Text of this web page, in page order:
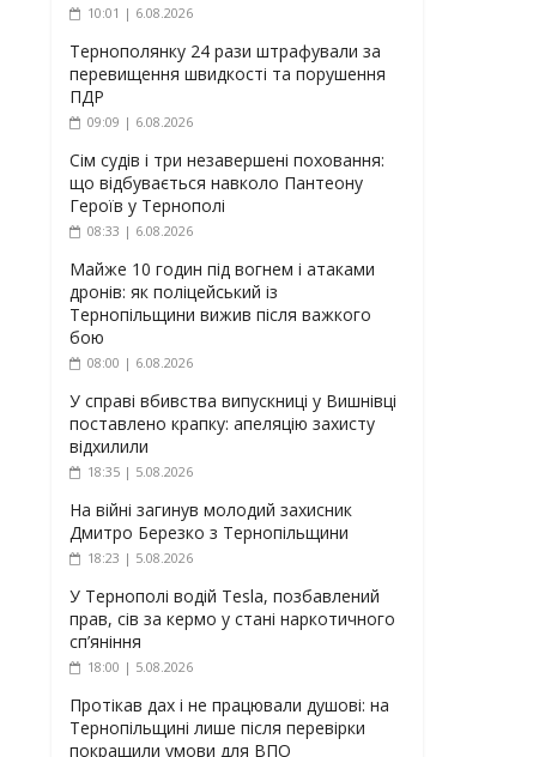
10:01 | 6.08.2026
Тернополянку 24 рази штрафували за
перевищення швидкості та порушення
ПДР
09:09 | 6.08.2026
Сім судів і три незавершені поховання:
що відбувається навколо Пантеону
Героїв у Тернополі
08:33 | 6.08.2026
Майже 10 годин під вогнем і атаками
дронів: як поліцейський із
Тернопільщини вижив після важкого
бою
08:00 | 6.08.2026
У справі вбивства випускниці у Вишнівці
поставлено крапку: апеляцію захисту
відхилили
18:35 | 5.08.2026
На війні загинув молодий захисник
Дмитро Березко з Тернопільщини
18:23 | 5.08.2026
У Тернополі водій Tesla, позбавлений
прав, сів за кермо у стані наркотичного
сп’яніння
18:00 | 5.08.2026
Протікав дах і не працювали душові: на
Тернопільщині лише після перевірки
покращили умови для ВПО